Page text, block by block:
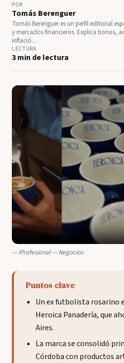
POR
Tomás Berenguer
Tomás Berenguer es un perfil editorial
y mercados financieros. Explica bonos,
inflació...
LECTURA
3 min de lectura
iProfesional — Negocios
Puntos clave
Un ex futbolista rosarino
Heroica Panadería, que
Aires.
La marca se consolidó
Córdoba con productos